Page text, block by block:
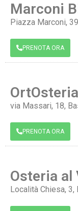
Marconi
Piazza Marconi,
PRENOTA ORA
via Massari, 18,
PRENOTA ORA
Osteria al
Località Chiesa, 3,